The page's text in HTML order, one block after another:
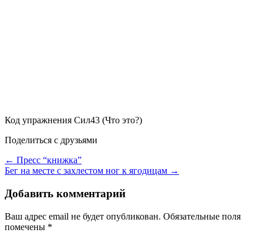
Код упражнения Сил43 (Что это?)
Поделиться с друзьями
← Пресс “книжка”
Бег на месте с захлестом ног к ягодицам →
Добавить комментарий
Ваш адрес email не будет опубликован. Обязательные поля
помечены *